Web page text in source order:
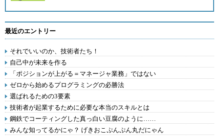
最近のエントリー
それでいいのか、技術者たち！
自己中が未来を作る
「ポジションが上がる＝マネージャ業務」ではない
ゼロから始めるプログラミングの必勝法
選ばれるための3要素
技術者が起業するために必要な本当のスキルとは
鋼鉄でコーティングした真っ白い豆腐のように……
みんな知ってるかにゃ？ げきおこぷんぷん丸だにゃん